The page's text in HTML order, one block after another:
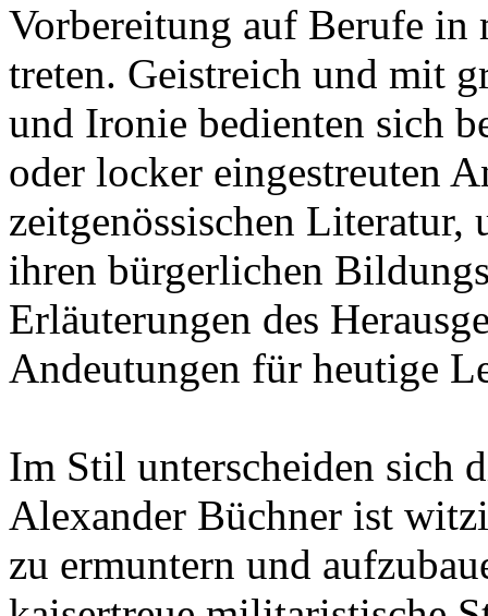
Vorbereitung auf Berufe in
treten. Geistreich und mit
und Ironie bedienten sich
oder locker eingestreuten
zeitgenössischen
ihren bürgerlichen
Erläuterungen des
Andeutungen für heutige
Im Stil unterscheiden sich
Alexander Büchner ist
zu ermuntern und